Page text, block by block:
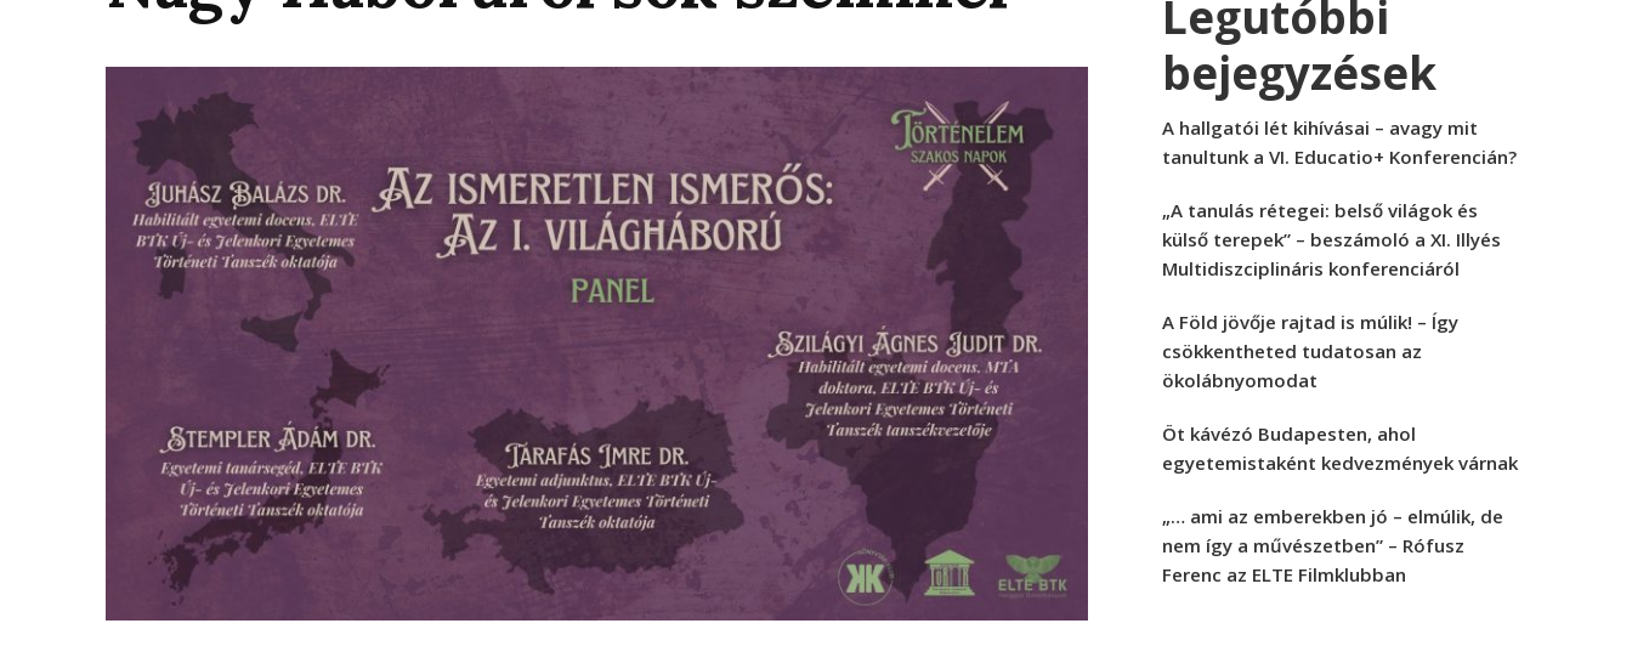
Legutóbbi
bejegyzések
A hallgatói lét kihívásai – avagy mit
tanultunk a VI. Educatio+ Konferencián?
„A tanulás rétegei: belső világok és
külső terepek” – beszámoló a XI. Illyés
Multidiszciplináris konferenciáról
A Föld jövője rajtad is múlik! – Így
csökkentheted tudatosan az
ökolábnyomodat
Öt kávézó Budapesten, ahol
egyetemistaként kedvezmények várnak
„… ami az emberekben jó – elmúlik, de
nem így a művészetben” – Rófusz
Ferenc az ELTE Filmklubban